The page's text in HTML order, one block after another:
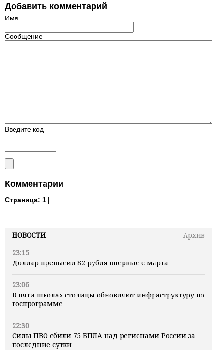
НОВОСТИ
Архив
23:15
Доллар превысил 82 рубля впервые с марта
23:06
В пяти школах столицы обновляют инфраструктуру по
госпрограмме
22:30
Силы ПВО сбили 75 БПЛА над регионами России за
последние сутки
Добавить комментарий
Имя
Сообщение
Введите код
Комментарии
Страница: 1 |